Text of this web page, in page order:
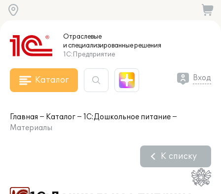
Отраслевые
и специализированныерешения
1С:Предприятие
Каталог Вход
Главная Каталог
1С:Дошкольное питание
Материалы
К списку